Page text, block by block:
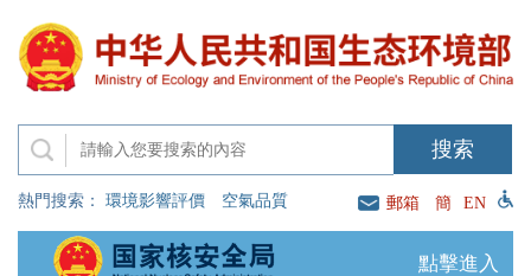
熱門搜索： 環境影響評價 空氣品質 郵箱 簡 EN
點擊進入